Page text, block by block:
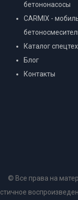
бетононасосы
CARMIX -
Каталог
Блог
Контакты
© Все права на